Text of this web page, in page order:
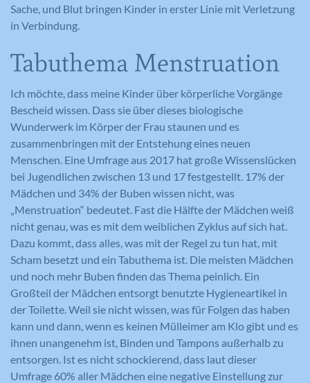
Sache, und Blut bringen Kinder in erster Linie mit Verletzung
in Verbindung.
Tabuthema Menstruation
Ich möchte, dass meine Kinder über körperliche Vorgänge
Bescheid wissen. Dass sie über dieses biologische
Wunderwerk im Körper der Frau staunen und es
zusammenbringen mit der Entstehung eines neuen
Menschen. Eine Umfrage aus 2017 hat große Wissenslücken
bei Jugendlichen zwischen 13 und 17 festgestellt. 17% der
Mädchen und 34% der Buben wissen nicht, was
„Menstruation“ bedeutet. Fast die Hälfte der Mädchen weiß
nicht genau, was es mit dem weiblichen Zyklus auf sich hat.
Dazu kommt, dass alles, was mit der Regel zu tun hat, mit
Scham besetzt und ein Tabuthema ist. Die meisten Mädchen
und noch mehr Buben finden das Thema peinlich. Ein
Großteil der Mädchen entsorgt benutzte Hygieneartikel in
der Toilette. Weil sie nicht wissen, was für Folgen das haben
kann und dann, wenn es keinen Mülleimer am Klo gibt und es
ihnen unangenehm ist, Binden und Tampons außerhalb zu
entsorgen. Ist es nicht schockierend, dass laut dieser
Umfrage 60% aller Mädchen eine negative Einstellung zur